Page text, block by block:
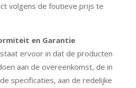
volgens de foutieve prijs te
en Garantie
ervoor in dat de producten
aan de overeenkomst, de in
specificaties, aan de redelijke